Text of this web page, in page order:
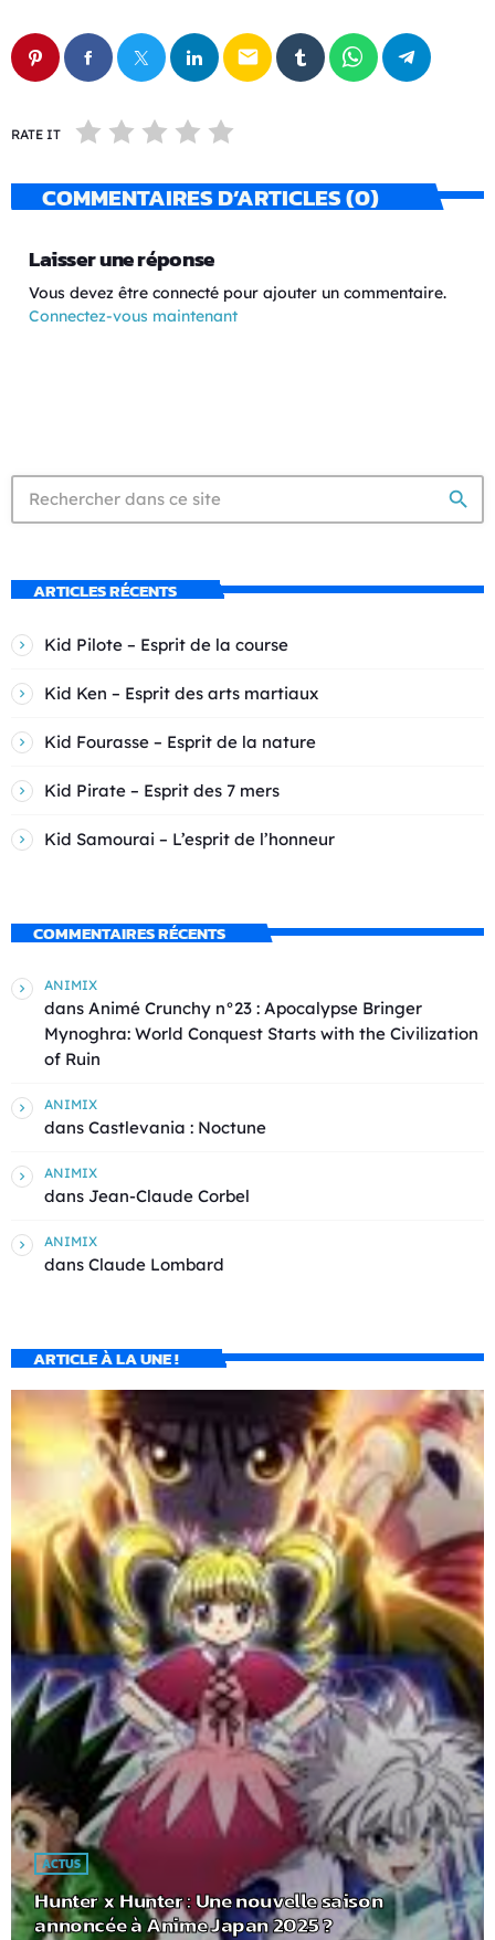
email
RATE IT
COMMENTAIRES D’ARTICLES (0)
Laisser une réponse
Vous devez être connecté pour ajouter un commentaire.
Connectez-vous maintenant
search
ARTICLES RÉCENTS
Kid Pilote – Esprit de la course
Kid Ken – Esprit des arts martiaux
Kid Fourasse – Esprit de la nature
Kid Pirate – Esprit des 7 mers
Kid Samourai – L’esprit de l’honneur
COMMENTAIRES RÉCENTS
ANIMIX
dans Animé Crunchy n°23 : Apocalypse Bringer
Mynoghra: World Conquest Starts with the Civilization
of Ruin
ANIMIX
dans Castlevania : Noctune
ANIMIX
dans Jean-Claude Corbel
ANIMIX
dans Claude Lombard
ARTICLE À LA UNE !
ACTUS
Hunter x Hunter : Une nouvelle saison
annoncée à Anime Japan 2025 ?